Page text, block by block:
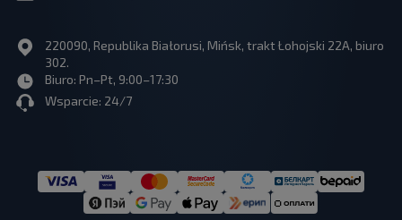
220090, Republika Białorusi, Mińsk, trakt Łohojski 22A, biuro
302.
Biuro: Pn–Pt, 9:00–17:30
Wsparcie: 24/7